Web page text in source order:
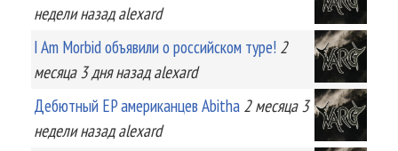
неделиназад alexard
I Am Morbid объявили о российском туре! 2
месяца 3 дняназад alexard
Дебютный EP американцев Abitha 2 месяца 3
неделиназад alexard